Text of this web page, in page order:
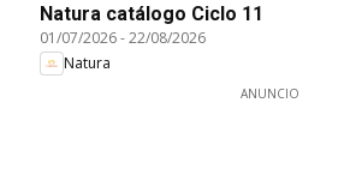
Natura catálogo Ciclo 11
01/07/2026-22/08/2026
Natura
ANUNCIO